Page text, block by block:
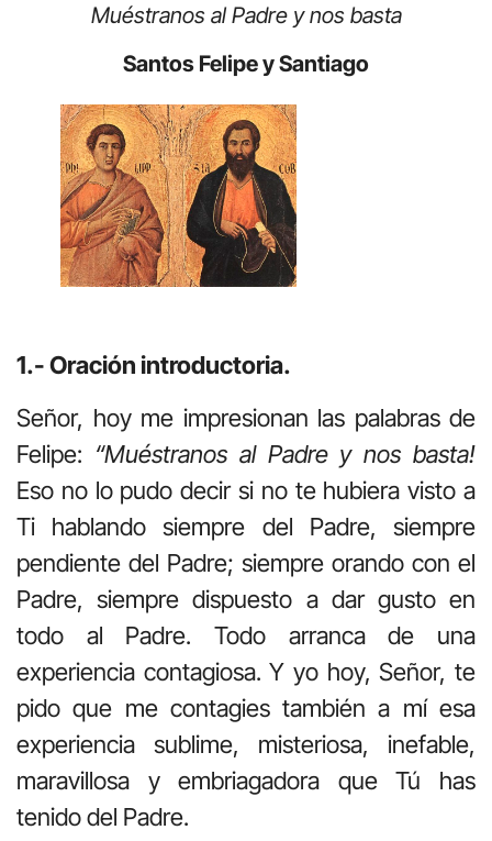
Muéstranos al Padre y nos basta
Santos Felipe y Santiago
1.- Oración introductoria.
Señor, hoy me impresionan las palabras de
Felipe: “Muéstranos al Padre y nos basta!
Eso no lo pudo decir si no te hubiera visto a
Ti hablando siempre del Padre, siempre
pendiente del Padre; siempre orando con el
Padre, siempre dispuesto a dar gusto en
todo al Padre. Todo arranca de una
experiencia contagiosa. Y yo hoy, Señor, te
pido que me contagies también a mí esa
experiencia sublime, misteriosa, inefable,
maravillosa y embriagadora que Tú has
tenido del Padre.